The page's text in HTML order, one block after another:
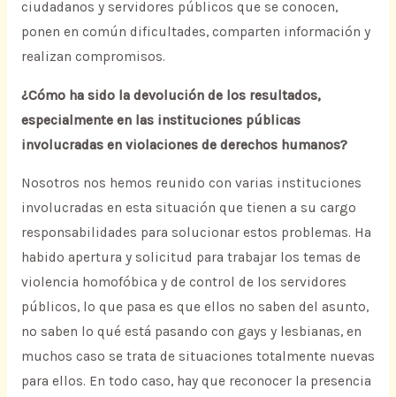
ciudadanos y servidores públicos que se conocen,
ponen en común dificultades, comparten información y
realizan compromisos.
¿Cómo ha sido la devolución de los resultados,
especialmente en las instituciones públicas
involucradas en violaciones de derechos humanos?
Nosotros nos hemos reunido con varias instituciones
involucradas en esta situación que tienen a su cargo
responsabilidades para solucionar estos problemas. Ha
habido apertura y solicitud para trabajar los temas de
violencia homofóbica y de control de los servidores
públicos, lo que pasa es que ellos no saben del asunto,
no saben lo qué está pasando con gays y lesbianas, en
muchos caso se trata de situaciones totalmente nuevas
para ellos. En todo caso, hay que reconocer la presencia